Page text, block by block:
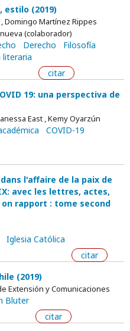
estilo (2019)
Domingo Martínez Rippes
(colaborador)
Derecho
Filosofía
literaria
citar
19: una perspectiva de
East , Kemy Oyarzún
COVID-19
l'affaire de la paix de
avec les lettres, actes,
rapport : tome second
Iglesia Católica
citar
(2019)
Extensión y Comunicaciones
Bluter
citar